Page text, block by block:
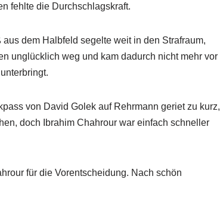
fehlte die Durchschlagskraft.
dem Halbfeld segelte weit in den Strafraum,
unglücklich weg und kam dadurch nicht mehr vor
von David Golek auf Rehrmann geriet zu kurz,
doch Ibrahim Chahrour war einfach schneller
für die Vorentscheidung. Nach schön